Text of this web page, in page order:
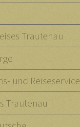
Trautenau
und Reiseservice
Trautenau